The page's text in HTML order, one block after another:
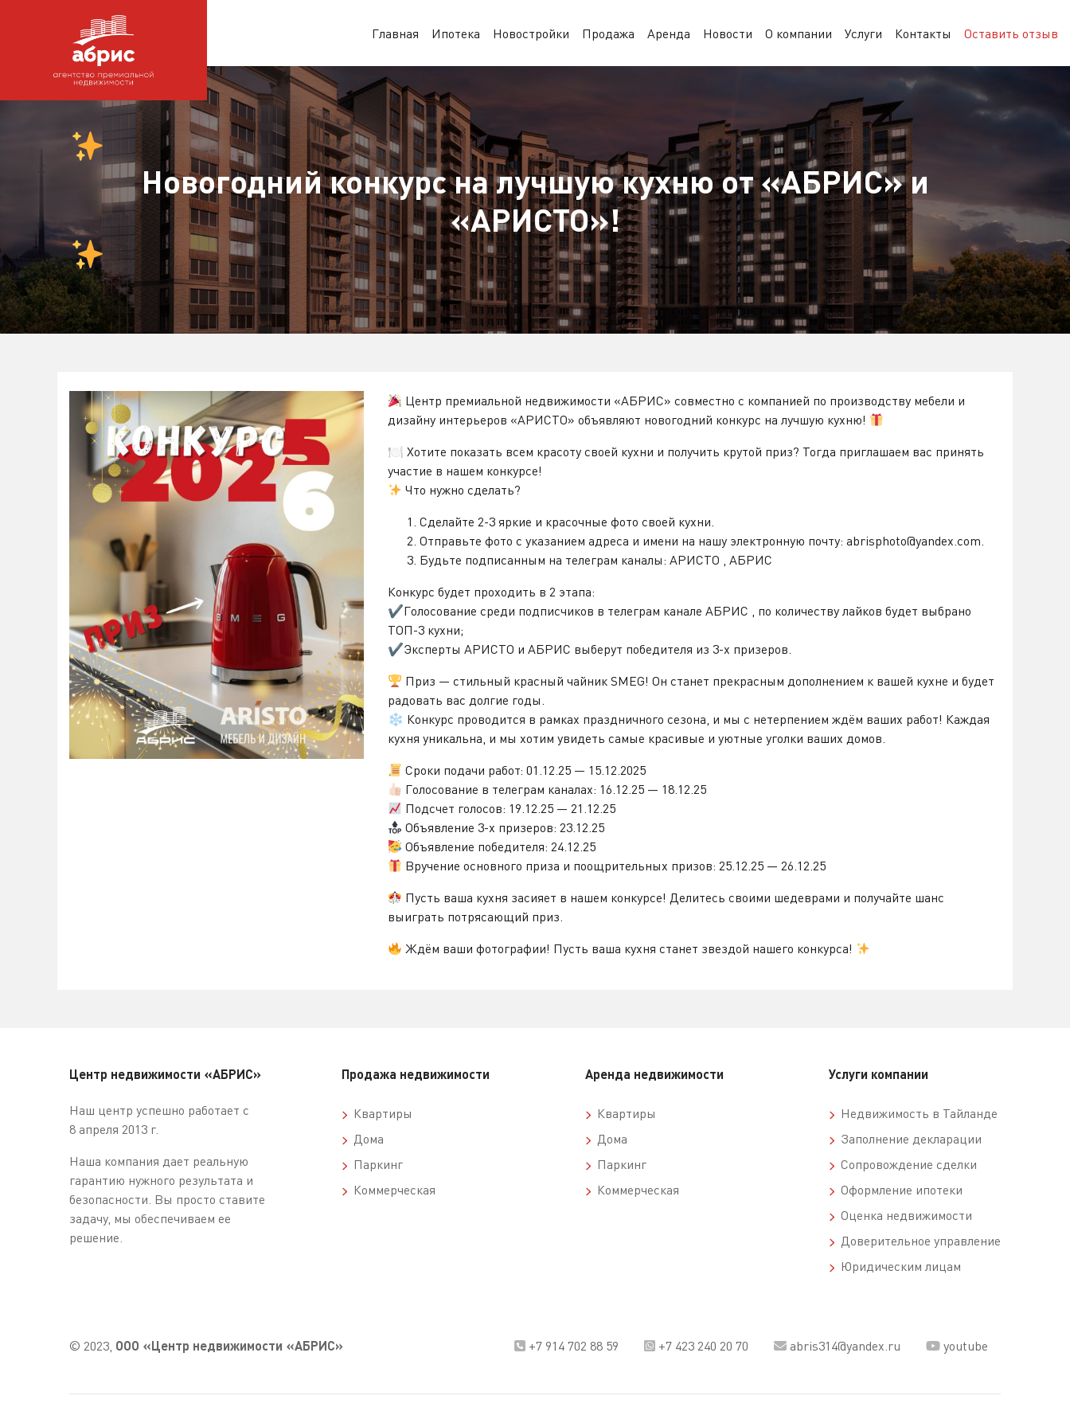
Главная Ипотека Новостройки Продажа Аренда Новости О компании Услуги Контакты Оставить отзыв
Новогодний конкурс на лучшую кухню от «АБРИС» и
«АРИСТО»!
Центр премиальной недвижимости «АБРИС» совместно с компанией по производству мебели и
дизайну интерьеров «АРИСТО» объявляют новогодний конкурс на лучшую кухню!
🍽 Хотите показать всем красоту своей кухни и получить крутой приз? Тогда приглашаем вас принять
участие в нашем конкурсе!
Что нужно сделать?
Сделайте 2-3 яркие и красочные фото своей кухни.
Отправьте фото с указанием адреса и имени на нашу электронную почту: abrisphoto@yandex.com.
Будьте подписанным на телеграм каналы: АРИСТО , АБРИС
Конкурс будет проходить в 2 этапа:
✔Голосование среди подписчиков в телеграм канале АБРИС , по количеству лайков будет выбрано
ТОП-3 кухни;
✔Эксперты АРИСТО и АБРИС выберут победителя из 3-х призеров.
Приз — стильный красный чайник SMEG! Он станет прекрасным дополнением к вашей кухне и будет
радовать вас долгие годы.
❄ Конкурс проводится в рамках праздничного сезона, и мы с нетерпением ждём ваших работ! Каждая
кухня уникальна, и мы хотим увидеть самые красивые и уютные уголки ваших домов.
Сроки подачи работ: 01.12.25 — 15.12.2025
Голосование в телеграм каналах: 16.12.25 — 18.12.25
Подсчет голосов: 19.12.25 — 21.12.25
Объявление 3-х призеров: 23.12.25
Объявление победителя: 24.12.25
Вручение основного приза и поощрительных призов: 25.12.25 — 26.12.25
Пусть ваша кухня засияет в нашем конкурсе! Делитесь своими шедеврами и получайте шанс
выиграть потрясающий приз.
Ждём ваши фотографии! Пусть ваша кухня станет звездой нашего конкурса!
Центр недвижимости «АБРИС»
Наш центр успешно работает с
8 апреля 2013 г.
Наша компания дает реальную
гарантию нужного результата и
безопасности. Вы просто ставите
задачу, мы обеспечиваем ее
решение.
Продажа недвижимости
Квартиры
Дома
Паркинг
Коммерческая
Аренда недвижимости
Квартиры
Дома
Паркинг
Коммерческая
Услуги компании
Недвижимость в Тайланде
Заполнение декларации
Сопровождение сделки
Оформление ипотеки
Оценка недвижимости
Доверительное управление
Юридическим лицам
© 2023, ООО «Центр недвижимости «АБРИС» +7 914 702 88 59 +7 423 240 20 70 abris314@yandex.ru youtube